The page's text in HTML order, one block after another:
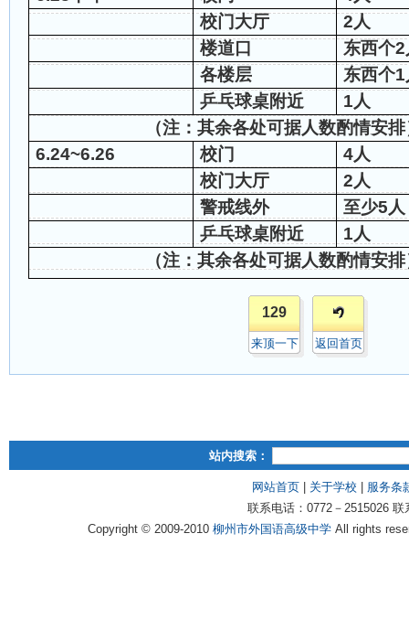
校门大厅
2人
楼道口
东西个2
各楼层
东西个1
乒乓球桌附近
1人
（注：其余各处可据人数酌情安
6.24~6.26
校门 4人
校门大厅
2人
警戒线外
至少5人
乒乓球桌附近
1人
（注：其余各处可据人数酌情安
129
来顶一下 返回首页
站内搜索：
网站首页| 关于学校
服务条
联系电话：0772－2515026
Copyright © 2009-2010 柳州市外国语高级中学All rights